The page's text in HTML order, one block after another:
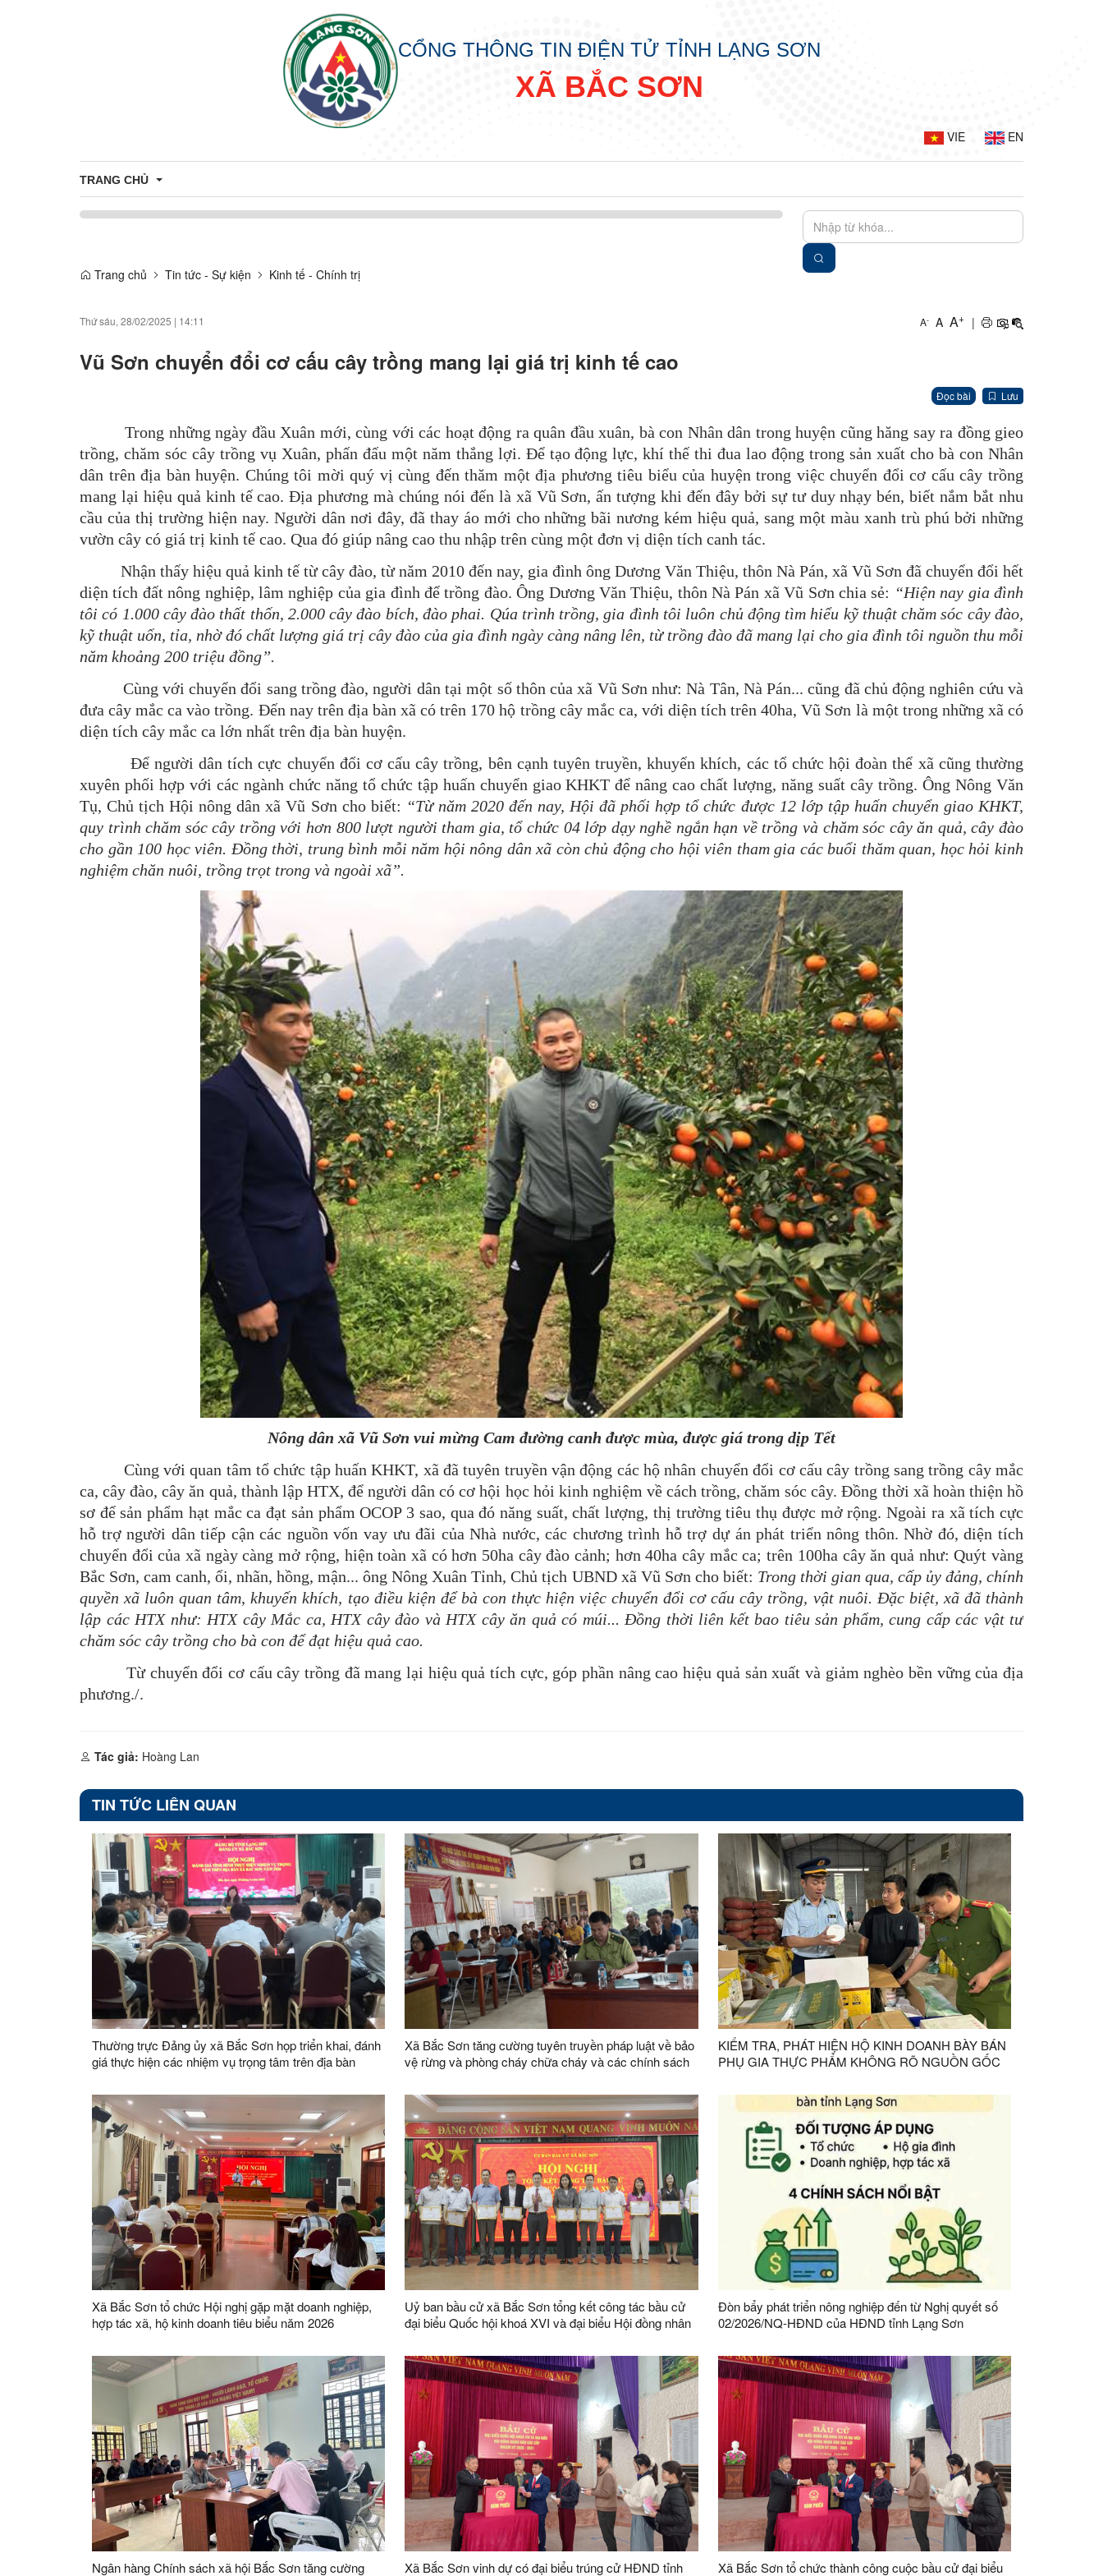
CỔNG THÔNG TIN ĐIỆN TỬ TỈNH LẠNG SƠN
XÃ BẮC SƠN
VIE EN
TRANG CHỦ
Trang chủ
Tin tức - Sự kiện Kinh tế - Chính trị
Thứ sáu, 28/02/2025 | 14:11 A- A A+ |
Vũ Sơn chuyển đổi cơ cấu cây trồng mang lại giá trị kinh tế cao
Đọc bài Lưu
Trong những ngày đầu Xuân mới, cùng với các hoạt động ra quân đầu xuân, bà con Nhân dân trong huyện cũng hăng say ra đồng gieo
trồng, chăm sóc cây trồng vụ Xuân, phấn đấu một năm thắng lợi. Để tạo động lực, khí thế thi đua lao động trong sản xuất cho bà con Nhân
dân trên địa bàn huyện. Chúng tôi mời quý vị cùng đến thăm một địa phương tiêu biểu của huyện trong việc chuyển đổi cơ cấu cây trồng
mang lại hiệu quả kinh tế cao. Địa phương mà chúng nói đến là xã Vũ Sơn, ấn tượng khi đến đây bởi sự tư duy nhạy bén, biết nắm bắt nhu
cầu của thị trường hiện nay. Người dân nơi đây, đã thay áo mới cho những bãi nương kém hiệu quả, sang một màu xanh trù phú bởi những
vườn cây có giá trị kinh tế cao. Qua đó giúp nâng cao thu nhập trên cùng một đơn vị diện tích canh tác.
Nhận thấy hiệu quả kinh tế từ cây đào, từ năm 2010 đến nay, gia đình ông Dương Văn Thiệu, thôn Nà Pán, xã Vũ Sơn đã chuyển đổi hết
diện tích đất nông nghiệp, lâm nghiệp của gia đình để trồng đào. Ông Dương Văn Thiệu, thôn Nà Pán xã Vũ Sơn chia sẻ: “Hiện nay gia đình
tôi có 1.000 cây đào thất thốn, 2.000 cây đào bích, đào phai. Qúa trình trồng, gia đình tôi luôn chủ động tìm hiểu kỹ thuật chăm sóc cây đào,
kỹ thuật uốn, tỉa, nhờ đó chất lượng giá trị cây đào của gia đình ngày càng nâng lên, từ trồng đào đã mang lại cho gia đình tôi nguồn thu mỗi
năm khoảng 200 triệu đồng”.
Cùng với chuyển đổi sang trồng đào, người dân tại một số thôn của xã Vũ Sơn như: Nà Tân, Nà Pán... cũng đã chủ động nghiên cứu và
đưa cây mắc ca vào trồng. Đến nay trên địa bàn xã có trên 170 hộ trồng cây mắc ca, với diện tích trên 40ha, Vũ Sơn là một trong những xã có
diện tích cây mắc ca lớn nhất trên địa bàn huyện.
Để người dân tích cực chuyển đổi cơ cấu cây trồng, bên cạnh tuyên truyền, khuyến khích, các tổ chức hội đoàn thể xã cũng thường
xuyên phối hợp với các ngành chức năng tổ chức tập huấn chuyển giao KHKT để nâng cao chất lượng, năng suất cây trồng. Ông Nông Văn
Tụ, Chủ tịch Hội nông dân xã Vũ Sơn cho biết: “Từ năm 2020 đến nay, Hội đã phối hợp tổ chức được 12 lớp tập huấn chuyển giao KHKT,
quy trình chăm sóc cây trồng với hơn 800 lượt người tham gia, tổ chức 04 lớp dạy nghề ngắn hạn về trồng và chăm sóc cây ăn quả, cây đào
cho gần 100 học viên. Đồng thời, trung bình mỗi năm hội nông dân xã còn chủ động cho hội viên tham gia các buổi thăm quan, học hỏi kinh
nghiệm chăn nuôi, trồng trọt trong và ngoài xã”.
Nông dân xã Vũ Sơn vui mừng Cam đường canh được mùa, được giá trong dịp Tết
Cùng với quan tâm tổ chức tập huấn KHKT, xã đã tuyên truyền vận động các hộ nhân chuyển đổi cơ cấu cây trồng sang trồng cây mắc
ca, cây đào, cây ăn quả, thành lập HTX, để người dân có cơ hội học hỏi kinh nghiệm về cách trồng, chăm sóc cây. Đồng thời xã hoàn thiện hồ
sơ để sản phẩm hạt mắc ca đạt sản phẩm OCOP 3 sao, qua đó năng suất, chất lượng, thị trường tiêu thụ được mở rộng. Ngoài ra xã tích cực
hỗ trợ người dân tiếp cận các nguồn vốn vay ưu đãi của Nhà nước, các chương trình hỗ trợ dự án phát triển nông thôn. Nhờ đó, diện tích
chuyển đổi của xã ngày càng mở rộng, hiện toàn xã có hơn 50ha cây đào cảnh; hơn 40ha cây mắc ca; trên 100ha cây ăn quả như: Quýt vàng
Bắc Sơn, cam canh, ổi, nhãn, hồng, mận... ông Nông Xuân Tỉnh, Chủ tịch UBND xã Vũ Sơn cho biết: Trong thời gian qua, cấp ủy đảng, chính
quyền xã luôn quan tâm, khuyến khích, tạo điều kiện để bà con thực hiện việc chuyển đổi cơ cấu cây trồng, vật nuôi. Đặc biệt, xã đã thành
lập các HTX như: HTX cây Mắc ca, HTX cây đào và HTX cây ăn quả có múi... Đồng thời liên kết bao tiêu sản phẩm, cung cấp các vật tư
chăm sóc cây trồng cho bà con để đạt hiệu quả cao.
Từ chuyển đổi cơ cấu cây trồng đã mang lại hiệu quả tích cực, góp phần nâng cao hiệu quả sản xuất và giảm nghèo bền vững của địa
phương./.
Tác giả: Hoàng Lan
TIN TỨC LIÊN QUAN
Thường trực Đảng ủy xã Bắc Sơn họp triển khai, đánh
giá thực hiện các nhiệm vụ trọng tâm trên địa bàn
Xã Bắc Sơn tăng cường tuyên truyền pháp luật về bảo
vệ rừng và phòng cháy chữa cháy và các chính sách
KIỂM TRA, PHÁT HIỆN HỘ KINH DOANH BÀY BÁN
PHỤ GIA THỰC PHẨM KHÔNG RÕ NGUỒN GỐC
Xã Bắc Sơn tổ chức Hội nghị gặp mặt doanh nghiệp,
hợp tác xã, hộ kinh doanh tiêu biểu năm 2026
Uỷ ban bầu cử xã Bắc Sơn tổng kết công tác bầu cử
đại biểu Quốc hội khoá XVI và đại biểu Hội đồng nhân
Đòn bẩy phát triển nông nghiệp đến từ Nghị quyết số
02/2026/NQ-HĐND của HĐND tỉnh Lạng Sơn
Ngân hàng Chính sách xã hội Bắc Sơn tăng cường
Xã Bắc Sơn vinh dự có đại biểu trúng cử HĐND tỉnh
Xã Bắc Sơn tổ chức thành công cuộc bầu cử đại biểu